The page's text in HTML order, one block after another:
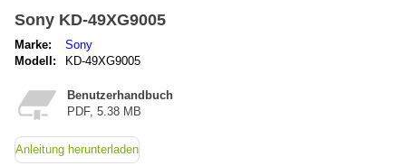
Sony KD-49XG9005
Marke:
Sony
Modell:
KD-49XG9005
Benutzerhandbuch
PDF, 5.38 MB
Anleitung herunterladen